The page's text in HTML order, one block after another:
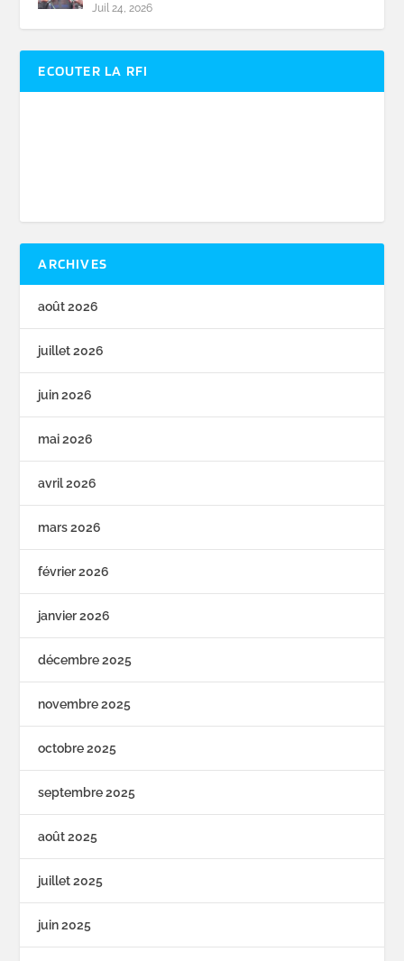
Juil 24, 2026
ECOUTER LA RFI
ARCHIVES
août 2026
juillet 2026
juin 2026
mai 2026
avril 2026
mars 2026
février 2026
janvier 2026
décembre 2025
novembre 2025
octobre 2025
septembre 2025
août 2025
juillet 2025
juin 2025